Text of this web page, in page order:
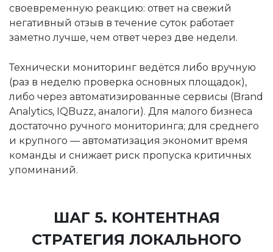
своевременную реакцию: ответ на свежий
негативный отзыв в течение суток работает
заметно лучше, чем ответ через две недели.
Технически мониторинг ведётся либо вручную
(раз в неделю проверка основных площадок),
либо через автоматизированные сервисы (Brand
Analytics, IQBuzz, аналоги). Для малого бизнеса
достаточно ручного мониторинга; для среднего
и крупного — автоматизация экономит время
команды и снижает риск пропуска критичных
упоминаний.
ШАГ 5. КОНТЕНТНАЯ
СТРАТЕГИЯ ЛОКАЛЬНОГО